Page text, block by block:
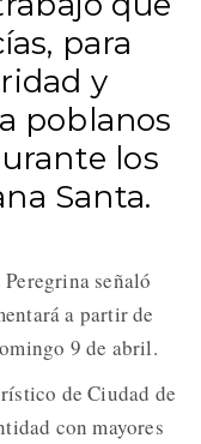
para
y
poblanos
los
Santa.
señaló
a partir de
9 de abril.
de Ciudad de
con mayores